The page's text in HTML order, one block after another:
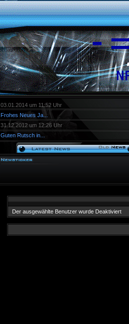
03.01.2014 um 11:52 Uhr
Frohes Neues Ja...
31.12.2012 um 12:26 Uhr
Guten Rutsch in...
Der ausgewählte Benutzer wurde Deaktiviert